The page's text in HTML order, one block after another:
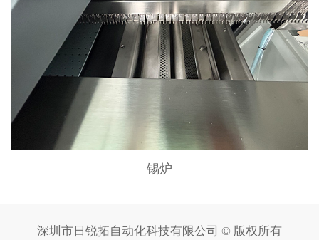
锡炉
深圳市日锐拓自动化科技有限公司 © 版权所有